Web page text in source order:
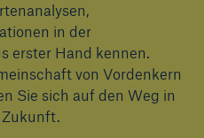
in der
erster Hand kennen.
von Vordenkern
Sie sich auf den Weg in